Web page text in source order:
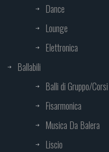
Dance
Lounge
Elettronica
Ballabili
Balli di Gruppo/Corsi
Fisarmonica
Musica Da Balera
Liscio